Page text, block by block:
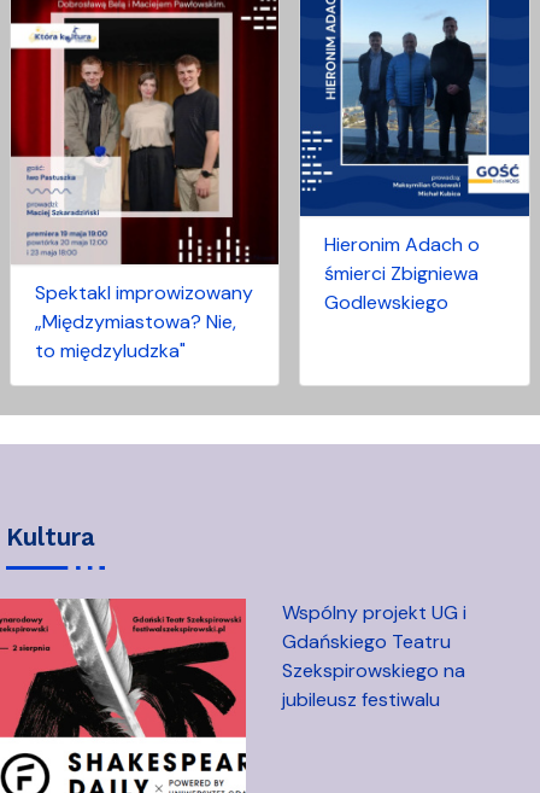
Spektakl improwizowany
„Międzymiastowa? Nie,
to międzyludzka"
Hieronim Adach o
śmierci Zbigniewa
Godlewskiego
kultura
Wspólny projekt UG i
Gdańskiego Teatru
Szekspirowskiego na
jubileusz festiwalu